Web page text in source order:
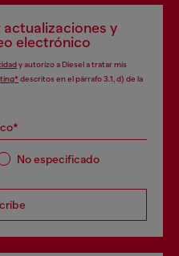
actualizaciones y
electrónico
y autorizo a Diesel a tratar mis
descritos en el párrafo 3.1, d) de la
No especificado